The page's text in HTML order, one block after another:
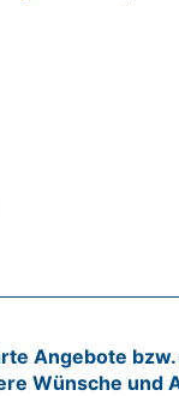
Angebote bzw.
Wünsche und